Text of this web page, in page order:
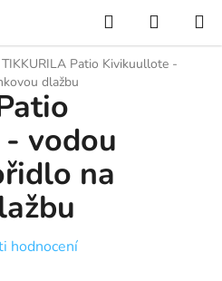
Hledat
KOŠÍK
TIKKURILA Patio Kivikuullote -
dlažbu
vodou
na
hodnocení